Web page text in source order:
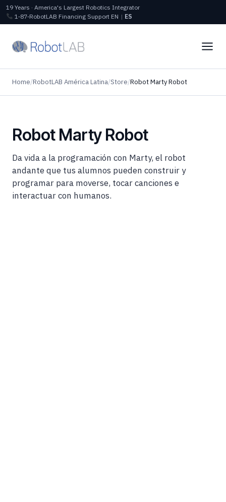
19 Years · America's Largest Robotics Integrator
1‑87‑RobotLAB Financing Support EN | ES
Home/RobotLAB América Latina/Store/Robot Marty Robot
Robot Marty Robot
Da vida a la programación con Marty, el robot
andante que tus alumnos pueden construir y
programar para moverse, tocar canciones e
interactuar con humanos.